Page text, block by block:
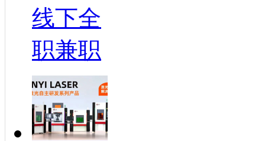
线下全
职兼职